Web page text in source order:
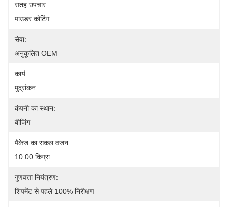
सतह उपचार:
पाउडर कोटिंग
सेवा:
अनुकूलित OEM
कार्य:
मुद्रांकन
कंपनी का स्थान:
बीजिंग
पैकेज का सकल वजन:
10.00 किग्रा
गुणवत्ता नियंत्रण:
शिपमेंट से पहले 100% निरीक्षण